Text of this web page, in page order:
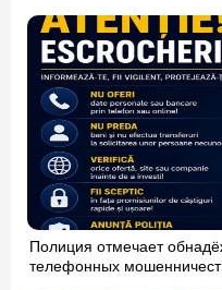
Полиция отмечает
телефонных